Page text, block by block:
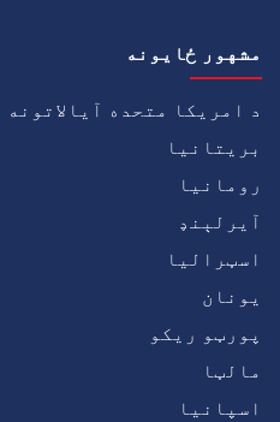
مشهور ځايونه
د امریکا متحده آیالاتونه
بریتانیا
رومانیا
آيرلېنډ
اسټرالیا
يونان
پورټو ریکو
مالټا
اسپانیا